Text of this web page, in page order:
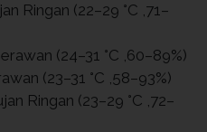
Ringan (22–29 °C ,71–
(24–31 °C ,60–89%)
(23–31 °C ,58–93%)
Ringan (23–29 °C ,72–